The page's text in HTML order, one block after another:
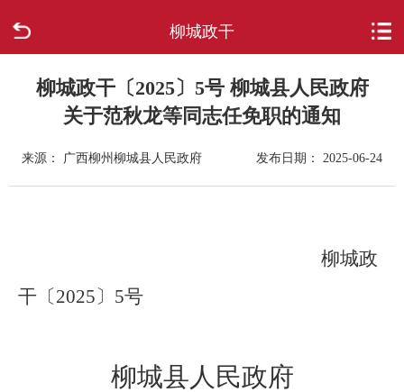
柳城政干
走进柳城
政府信息公开
柳城政干〔2025〕5号 柳城县人民政府
关于范秋龙等同志任免职的通知
来源： 广西柳州柳城县人民政府 发布日期： 2025-06-24
柳城政
干〔2025〕5号
柳城县人民政府